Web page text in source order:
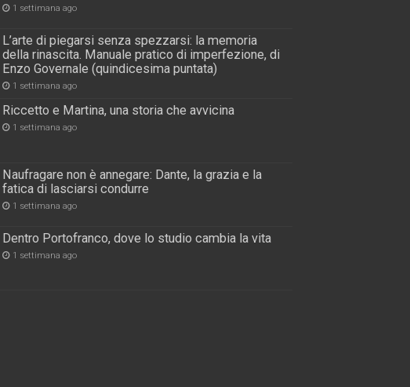
1 settimana ago
L’arte di piegarsi senza spezzarsi: la memoria
della rinascita. Manuale pratico di imperfezione, di
Enzo Governale (quindicesima puntata)
1 settimana ago
Riccetto e Martina, una storia che avvicina
1 settimana ago
Naufragare non è annegare: Dante, la grazia e la
fatica di lasciarsi condurre
1 settimana ago
Dentro Portofranco, dove lo studio cambia la vita
1 settimana ago